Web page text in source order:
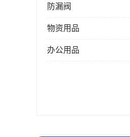
防漏阀
物资用品
办公用品